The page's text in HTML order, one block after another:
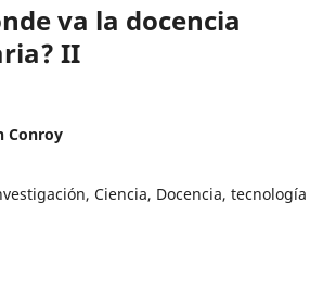
va la docencia
II
Conroy
Ciencia, Docencia, tecnología